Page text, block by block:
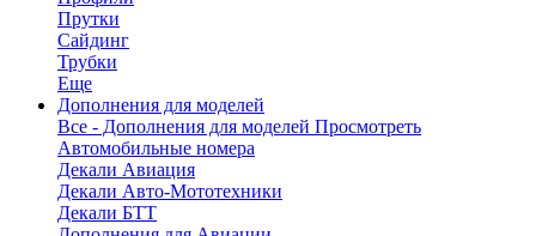
Прутки
Сайдинг
Трубки
Еще
Дополнения для моделей
Все - Дополнения для моделей Просмотреть
Автомобильные номера
Декали Авиация
Декали Авто-Мототехники
Декали БТТ